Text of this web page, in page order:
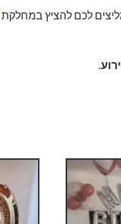
לכם להציץ במחלקת